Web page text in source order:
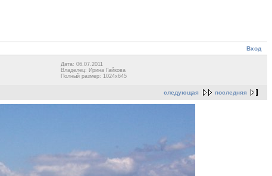
Вход
Дата: 06.07.2011
Владелец: Ирина Гайкова
Полный размер: 1024x645
следующая последняя